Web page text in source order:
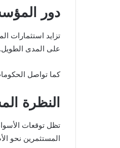
دور
على المدى الطويل.
كما تواصل
النظرة
تظل توقعات
المستثمرين نحو